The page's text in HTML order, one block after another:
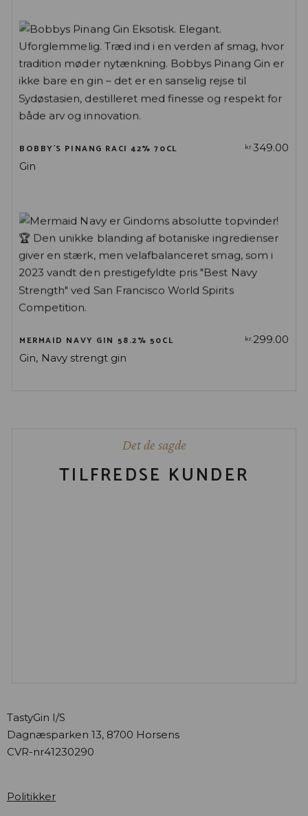
BOBBY´S PINANG RACI 42% 70CL kr.349.00
Gin
MERMAID NAVY GIN 58.2% 50CL kr. 299.00
Gin Navy strengt gin
Det de sagde
TILFREDSE KUNDER
TastyGin I/S
Dagnæsparken 13, 8700 Horsens
CVR-nr41230290
Politikker